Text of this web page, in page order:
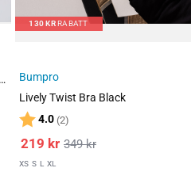
Elemental Bra White+Black+Blue 3-PACK
130KRRABATT
Bumpro
Lively Twist Bra Black
Karakter:
4.0(2)
349kr
219 kr
XS S L XL